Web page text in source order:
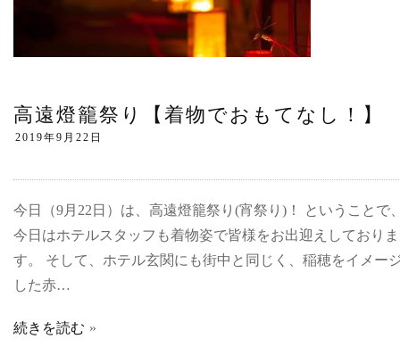
高遠燈籠祭り【着物でおもてなし！】
今日（9月22日）は、高遠燈籠祭り(宵祭り)！ ということで
今日はホテルスタッフも着物姿で皆様をお出迎えしておりま
す。 そして、ホテル玄関にも街中と同じく、稲穂をイメー
した赤…
続きを読む